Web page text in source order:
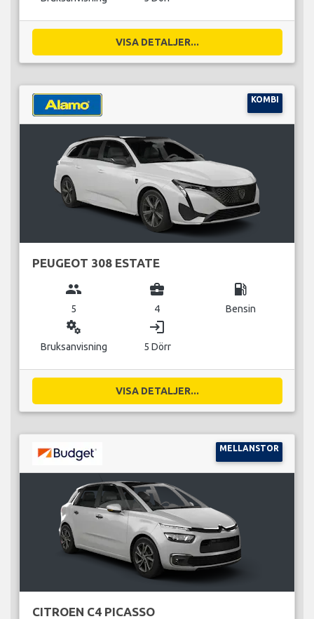
VISA DETALJER...
KOMBI
PEUGEOT 308 ESTATE
group
5
business_center
4
local_gas_station
Bensin
miscellaneous_services
Bruksanvisning
login
5 Dörr
VISA DETALJER...
MELLANSTOR
CITROEN C4 PICASSO